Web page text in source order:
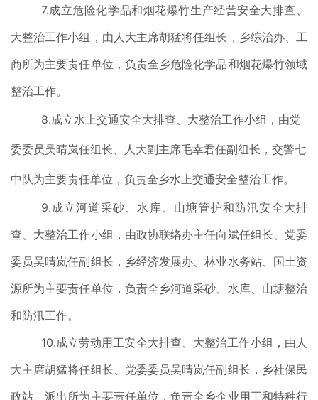
7.成立危险化学品和烟花爆竹生产经营安全大排查、
大整治工作小组，由人大主席胡猛将任组长，乡综治办、工
商所为主要责任单位，负责全乡危险化学品和烟花爆竹领域
整治工作。
8.成立水上交通安全大排查、大整治工作小组，由党
委委员吴晴岚任组长、人大副主席毛幸君任副组长，交警七
中队为主要责任单位，负责全乡水上交通安全整治工作。
9.成立河道采砂、水库、山塘管护和防汛安全大排
查、大整治工作小组，由政协联络办主任向斌任组长、党委
委员吴晴岚任副组长，乡经济发展办、林业水务站、国土资
源所为主要责任单位，负责全乡河道采砂、水库、山塘整治
和防汛工作。
10.成立劳动用工安全大排查、大整治工作小组，由人
大主席胡猛将任组长、党委委员吴晴岚任副组长，乡社保民
政站、派出所为主要责任单位，负责全乡企业用工和特种行